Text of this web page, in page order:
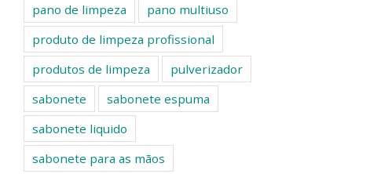
pano de limpeza
pano multiuso
produto de limpeza profissional
produtos de limpeza
pulverizador
sabonete
sabonete espuma
sabonete liquido
sabonete para as mãos